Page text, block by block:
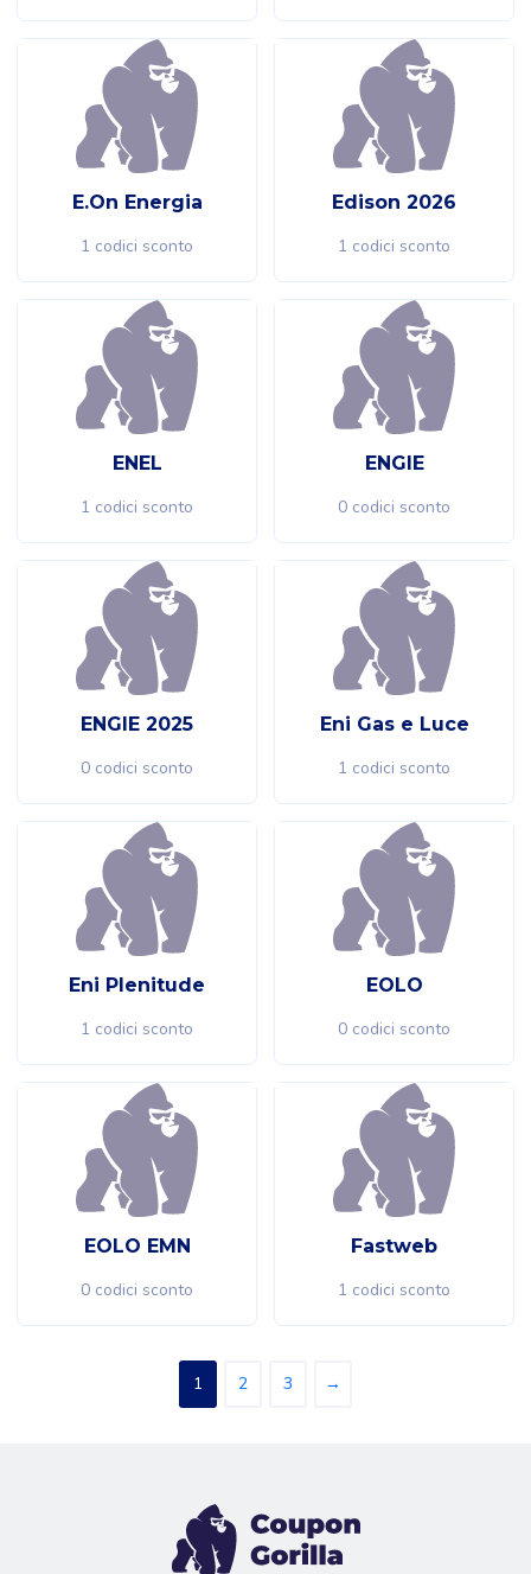
E.On Energia
1 codici sconto
Edison 2026
1 codici sconto
ENEL
1 codici sconto
ENGIE
0 codici sconto
ENGIE 2025
0 codici sconto
Eni Gas e Luce
1 codici sconto
Eni Plenitude
1 codici sconto
EOLO
0 codici sconto
EOLO EMN
0 codici sconto
Fastweb
1 codici sconto
1 2 3 →